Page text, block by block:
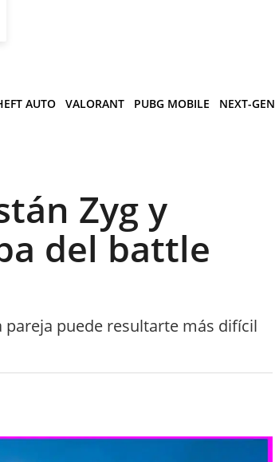
AUTO VALORANT PUBG MOBILE NEXT-GEN
Zyg y
del battle
pareja puede resultarte más difícil